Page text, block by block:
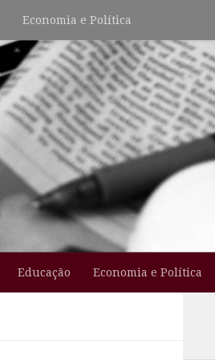
Economia e Política
Educação Economia e Política